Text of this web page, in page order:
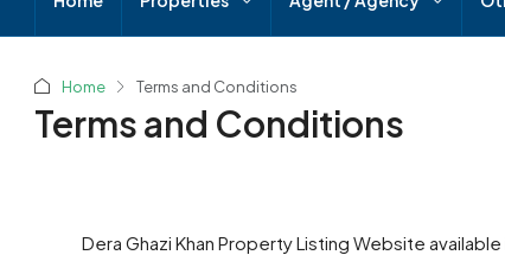
Home Terms and Conditions
Terms and Conditions
Dera Ghazi Khan Property Listing Website